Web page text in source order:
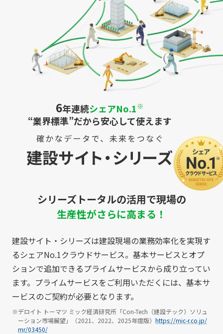
6年連続シェアNo.1 ※
“業界標準”だから安心して使えます
シリーズトータルの活用で現場の
生産性がさらに高まる！
建設サイト・シリーズは建設現場の業務効率化を実現す
るシェアNo.1クラウドサービス。基本サービスとオプ
ションで追加できるプライムサービスから成り立ってい
ます。プライムサービスをご利用いただくには、基本サ
ービスのご契約が必要となります。
※デロイト トーマツ ミック経済研究所「Con-Tech（建設テック）ソリュ
ーション市場展望」（2021、2022、2025年度版） https://mic-r.co.jp/
mr/03450/